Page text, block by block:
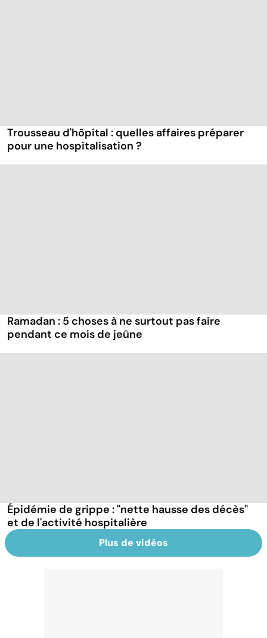
Trousseau d'hôpital : quelles affaires préparer
pour une hospitalisation ?
Ramadan : 5 choses à ne surtout pas faire
pendant ce mois de jeûne
Épidémie de grippe : "nette hausse des décès"
et de l'activité hospitalière
Plus de vidéos